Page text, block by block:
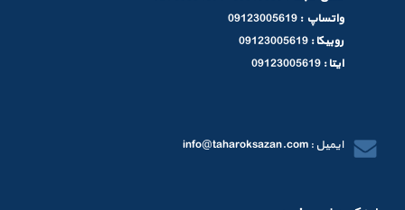
واتساپ : 09123005619
روبیکا : 09123005619
ایتا : 09123005619
ایمیل : info@taharoksazan.com